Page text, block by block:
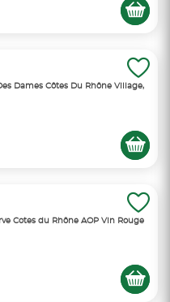
Dames Côtes Du Rhône Village,
Cotes du Rhône AOP Vin Rouge